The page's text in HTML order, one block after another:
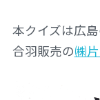
本クイズは広
合羽販売の㈱